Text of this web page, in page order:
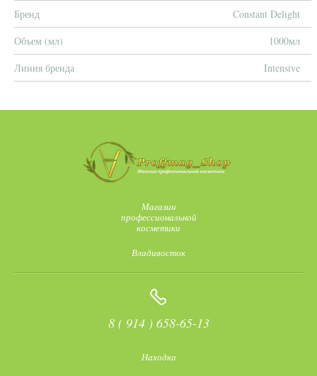
Бренд
Constant Delight
Объем (мл)
1000мл
Линия бренда
Intensive
Магазин
профессиональной
косметики
Владивосток
8 ( 914 ) 658-65-13
Находка